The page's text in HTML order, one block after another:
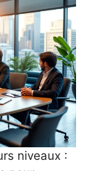
niveaux :